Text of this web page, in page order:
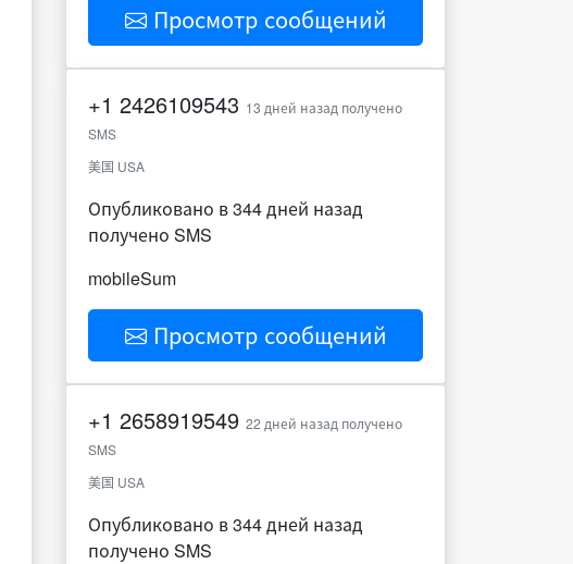
Просмотр сообщений
+1 2426109543 13 дней назад получено
SMS
美国 USA
Опубликовано в 344 дней назад
получено SMS
mobileSum
Просмотр сообщений
+1 2658919549 22 дней назад получено
SMS
美国 USA
Опубликовано в 344 дней назад
получено SMS